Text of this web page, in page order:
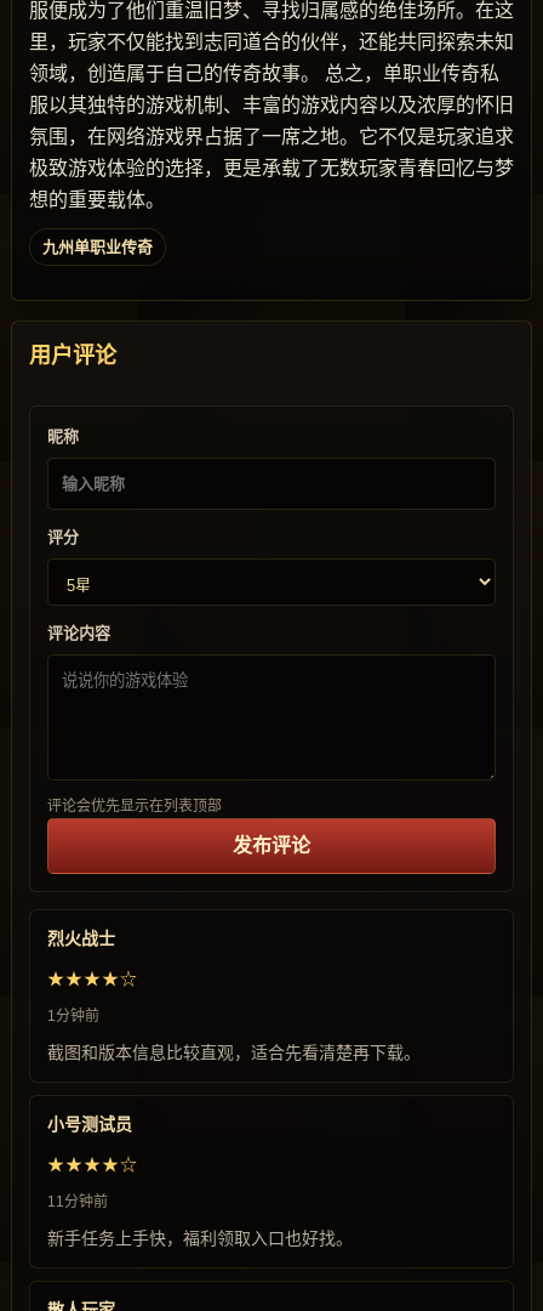
服便成为了他们重温旧梦、寻找归属感的绝佳场所。在这
里，玩家不仅能找到志同道合的伙伴，还能共同探索未知
领域，创造属于自己的传奇故事。 总之，单职业传奇私
服以其独特的游戏机制、丰富的游戏内容以及浓厚的怀旧
氛围，在网络游戏界占据了一席之地。它不仅是玩家追求
极致游戏体验的选择，更是承载了无数玩家青春回忆与梦
想的重要载体。
九州单职业传奇
用户评论
昵称
评分
评论内容
评论会优先显示在列表顶部
发布评论
烈火战士
★★★★☆
1分钟前
截图和版本信息比较直观，适合先看清楚再下载。
小号测试员
★★★★☆
11分钟前
新手任务上手快，福利领取入口也好找。